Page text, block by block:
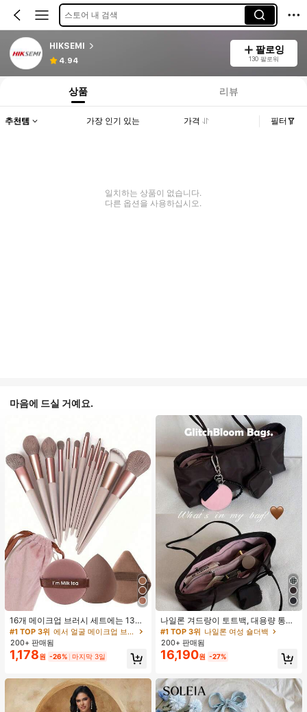
스토어 내 검색
HIKSEMI
4.94
팔로잉
130 팔로워
상품 리뷰
추천템 가장 인기 있는 가격 필터
일치하는 상품이 없습니다.
다른 옵션을 사용하십시오.
마음에 드실 거예요.
16개 메이크업 브러시 세트에는 13개
메이크업 브러시, 1개 눈물 모양 메이
크업 스펀지, 1개 둥근 쿠션 파우더 브
러시, 1개 삼각형 메이크업 스펀지가
포함되어 있습니다 - 클래식 세트. 부
어졌습니다. 여성과 소녀에게 완벽하
며, 가을과 겨울에 이상적입니다.
#1 TOP 3위
에서 얼굴 메이크업 브러시 세트
200+ 판매됨
1,178원 -26% 마지막 3일
나일론 겨드랑이 토트백, 대용량 통근
숄더백, 작은 메이크업 백 포함, 펜던
트 미포함, 가벼운 일상 핸드백 (펜던
트 미포함)
#1 TOP 3위 나일론 여성 숄더백
200+ 판매됨
16,190원 -27%